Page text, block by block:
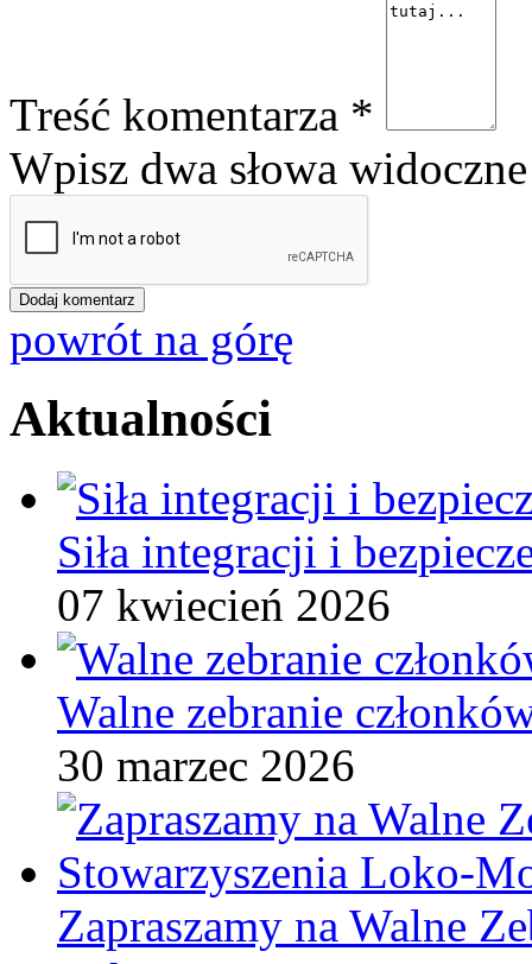
Treść komentarza *
Wpisz dwa słowa
powrót na górę
Aktualności
Siła integracji i
07 kwiecień 2026
Walne zebranie
30 marzec 2026
Zapraszamy na Walne